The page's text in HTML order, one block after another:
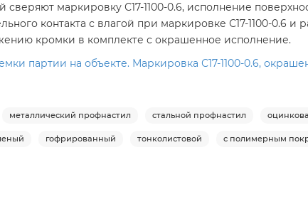
маркировку С17-1100-0.6, исполнение
контакта с влагой при маркировке С17-1100-0.6 и
кромки в комплекте с окрашенное исполнение.
партии на объекте. Маркировка С17-1100-0.6,
металлический профнастил стальной профнастил
гофрированный тонколистовой с полимерным